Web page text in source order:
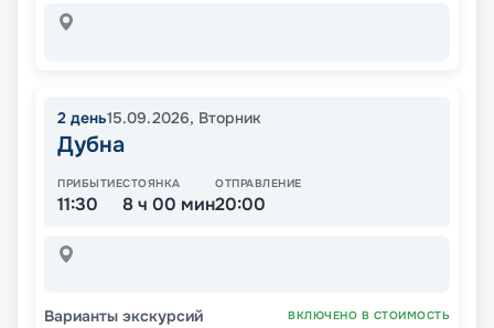
2 день15.09.2026, Вторник
Дубна
ПРИБЫТИЕ
11:30
СТОЯНКА
8 ч 00 мин
ОТПРАВЛЕНИЕ
20:00
Варианты экскурсий ВКЛЮЧЕНО В СТОИМОСТЬ